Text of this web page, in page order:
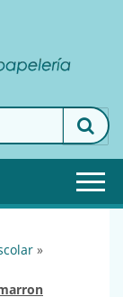
es tu papelería
Podrás
lo necesario
»